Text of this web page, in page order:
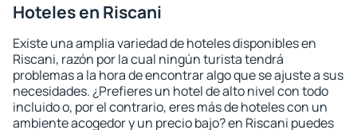
Hoteles en Riscani
Existe una amplia variedad de hoteles disponibles en
Riscani, razón por la cual ningún turista tendrá
problemas a la hora de encontrar algo que se ajuste a sus
necesidades. ¿Prefieres un hotel de alto nivel con todo
incluido o, por el contrario, eres más de hoteles con un
ambiente acogedor y un precio bajo? en Riscani puedes